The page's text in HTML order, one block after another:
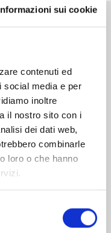
sui cookie
contenuti ed
social media e per
inoltre
il nostro sito con i
dei dati web,
combinarle
loro o che hanno